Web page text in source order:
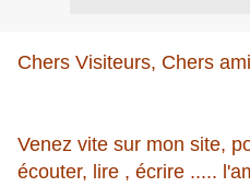
Chers Visiteurs, Chers
Venez vite sur mon site,
écouter, lire , écrire .....